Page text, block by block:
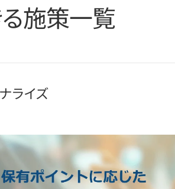
施策一覧
ライズ